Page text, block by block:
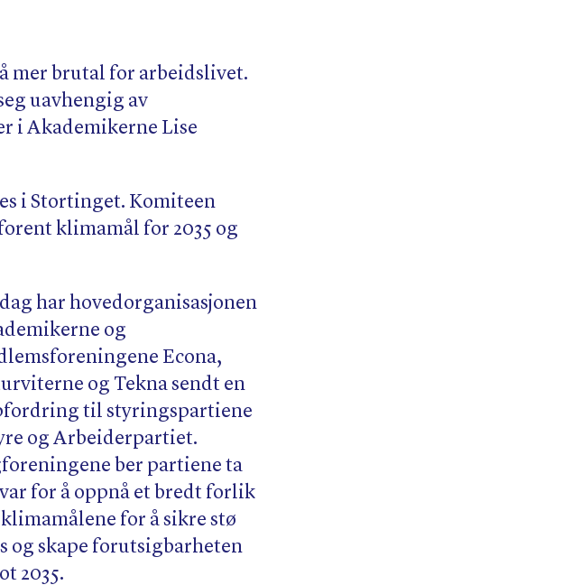
mer brutal for arbeidslivet.
uavhengig av
i Akademikerne Lise
i Stortinget. Komiteen
klimamål for 2035 og
har hovedorganisasjonen
og
Econa,
og Tekna sendt en
til styringspartiene
og Arbeiderpartiet.
ber partiene ta
for å oppnå et bredt forlik
for å sikre stø
og skape forutsigbarheten
2035.